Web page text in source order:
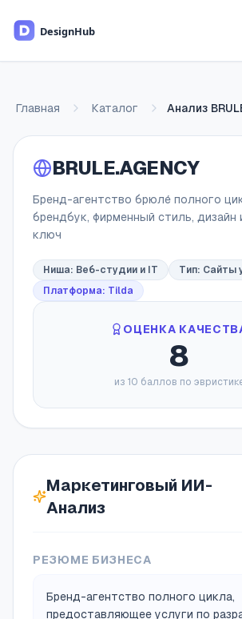
Главная Каталог Анализ
BRULE.AGENCY
Бренд-агентство брюлé полного
брендбук, фирменный стиль, дизайн
ключ
Ниша: Веб-студии и IT Тип: Сайты
Платформа: Tilda
ОЦЕНКА
8
из 10 баллов по
Маркетинговый ИИ-
Анализ
РЕЗЮМЕ БИЗНЕСА
Бренд-агентство полного цикла,
предоставляющее услуги по